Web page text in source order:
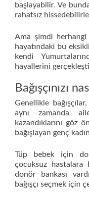
başlayabilir. Ve
rahatsız
Ama şimdi
hayatındaki bu
kendi
hayallerini
Bağışçınızı
Genellikle
aynı zamanda
kazandıklarını göz
bağışlayan genç
Tüp bebek için
çocuksuz hastalara
donör bankası
bağışçı seçmek için